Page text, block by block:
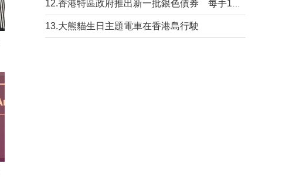
13.大熊貓生日主題電車在香港島行駛